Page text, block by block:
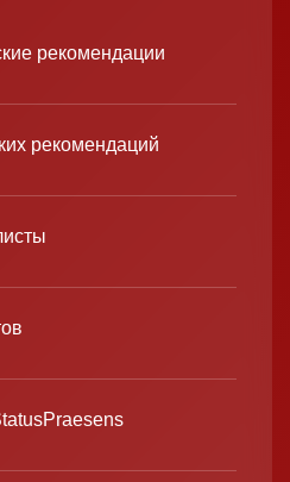
рекомендации
рекомендаций